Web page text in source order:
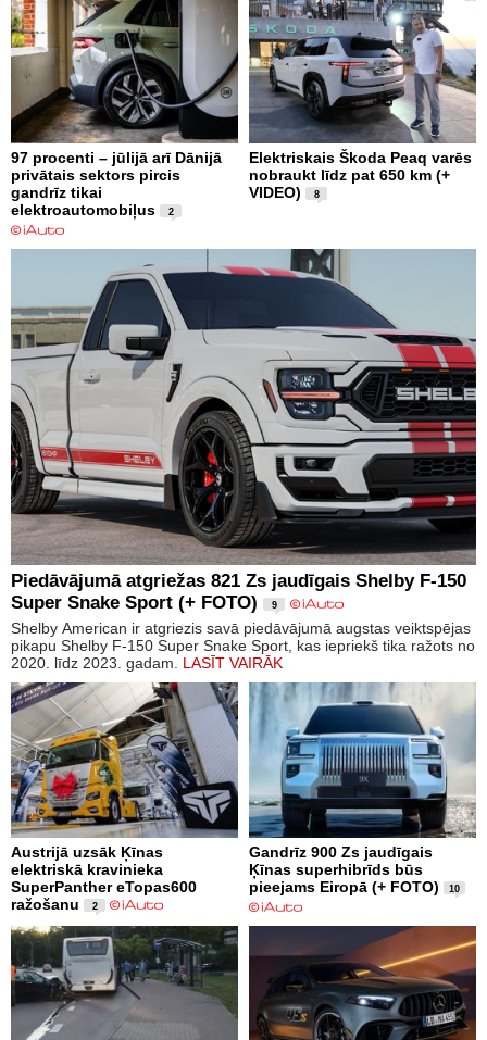
97 procenti – jūlijā arī Dānijā
privātais sektors pircis
gandrīz tikai
elektroautomobiļus
2
Elektriskais Škoda Peaq varēs
nobraukt līdz pat 650 km (+
VIDEO)
8
Piedāvājumā atgriežas 821 Zs jaudīgais Shelby F-150
Super Snake Sport (+ FOTO)
9
Shelby American ir atgriezis savā piedāvājumā augstas veiktspējas
pikapu Shelby F-150 Super Snake Sport, kas iepriekš tika ražots no
2020. līdz 2023. gadam. LASĪT VAIRĀK
Austrijā uzsāk Ķīnas
elektriskā kravinieka
SuperPanther eTopas600
ražošanu
2
Gandrīz 900 Zs jaudīgais
Ķīnas superhibrīds būs
pieejams Eiropā (+ FOTO)
10